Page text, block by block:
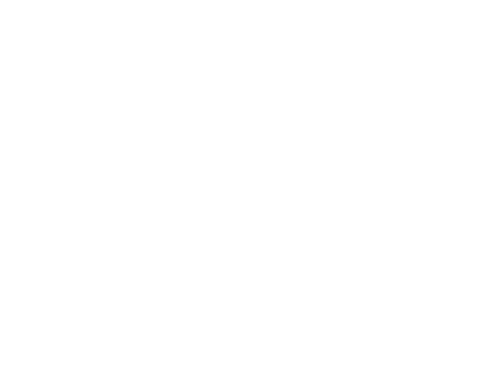
Kocham ją” – powiedziała Wanda
Iwony Pavlović. Jaką dostaje emeryturę?
Polsatu
Podczas wykonywania utworu
górę nad
w stanie ukryć łez. Kamery uchwyciły moment, w
zaczęli bić brawo i wspierać wokalistkę, a w